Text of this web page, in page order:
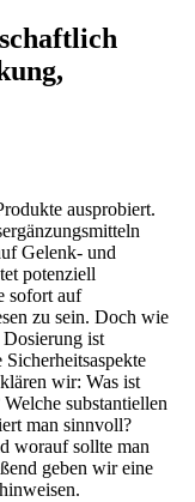
ausprobiert.
Gelenk- und
potenziell
sofort auf
zu sein. Doch wie
ist
wir: Was ist
substantiellen
man sinnvoll?
worauf sollte man
geben wir eine